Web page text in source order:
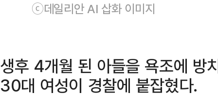
ⓒ데일리안 AI 삽화 이미지
생후 4개월 된 아들을 욕조에 방
30대 여성이 경찰에 붙잡혔다.